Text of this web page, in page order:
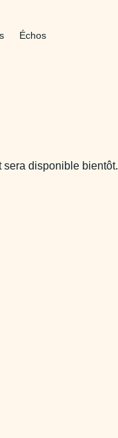
Échos
sera disponible bientôt.